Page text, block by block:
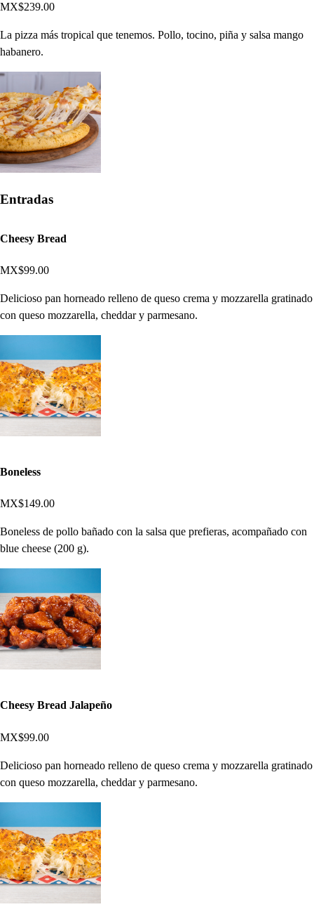
MX$239.00
La pizza más tropical que tenemos. Pollo, tocino, piña y salsa mango
habanero.
Entradas
Cheesy Bread
MX$99.00
Delicioso pan horneado relleno de queso crema y mozzarella gratinado
con queso mozzarella, cheddar y parmesano.
Boneless
MX$149.00
Boneless de pollo bañado con la salsa que prefieras, acompañado con
blue cheese (200 g).
Cheesy Bread Jalapeño
MX$99.00
Delicioso pan horneado relleno de queso crema y mozzarella gratinado
con queso mozzarella, cheddar y parmesano.